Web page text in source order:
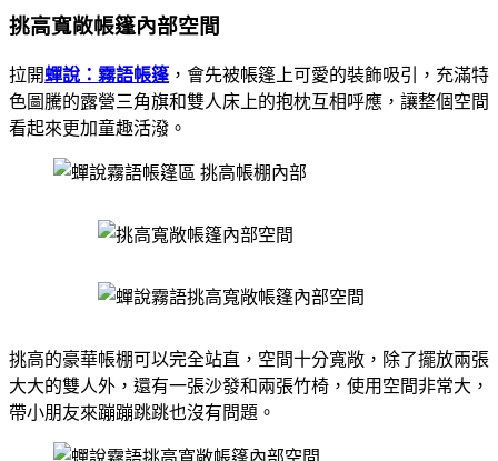
挑高寬敞帳篷內部空間
拉開蟬說：霧語帳篷 ，會先被帳篷上可愛的裝飾吸引，充滿特
色圖騰的露營三角旗和雙人床上的抱枕互相呼應，讓整個空間
看起來更加童趣活潑。
挑高的豪華帳棚可以完全站直，空間十分寬敞，除了擺放兩張
大大的雙人外，還有一張沙發和兩張竹椅，使用空間非常大，
帶小朋友來蹦蹦跳跳也沒有問題。